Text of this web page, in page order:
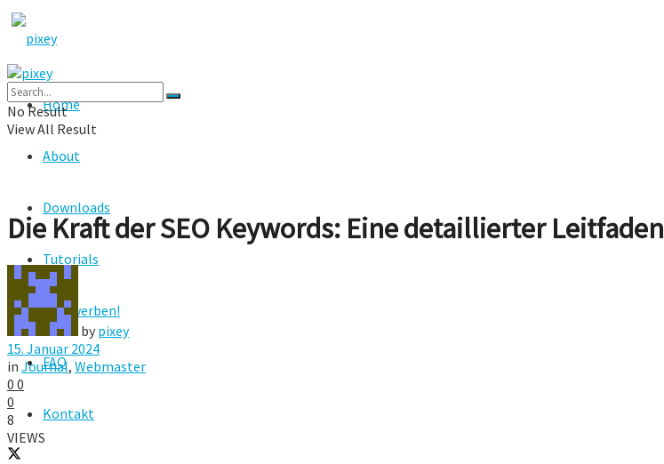
Home
About
Downloads
Tutorials
Hier werben!
FAQ
Kontakt
No Result
View All Result
Die Kraft der SEO Keywords: Eine detaillierter Leitfaden
by pixey
15. Januar 2024
in Journal, Webmaster
0 0
0
8
VIEWS